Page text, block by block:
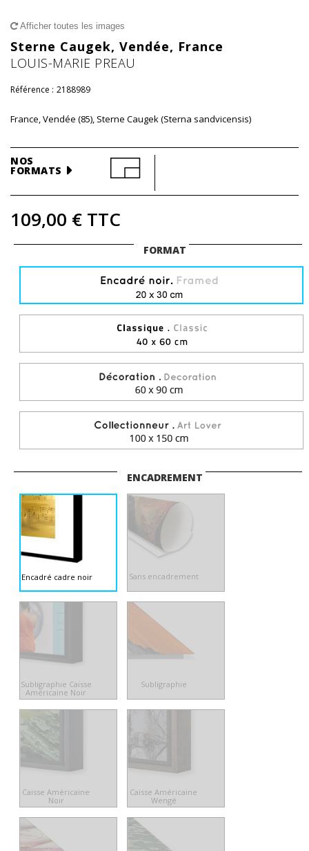
Afficher toutes les images
Sterne Caugek, Vendée, France
LOUIS-MARIE PREAU
Référence : 2188989
France, Vendée (85), Sterne Caugek (Sterna sandvicensis)
NOS
FORMATS
109,00 € TTC
FORMAT
ENCADREMENT
Encadré cadre noir Sans encadrement
Subligraphie Caisse
Américaine Noir
Subligraphie
Caisse Américaine
Noir
Caisse Américaine
Wengé